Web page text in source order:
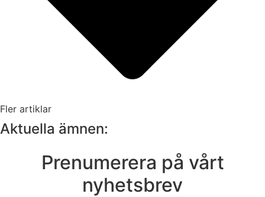
Fler artiklar
Aktuella ämnen:
Prenumerera på vårt
nyhetsbrev